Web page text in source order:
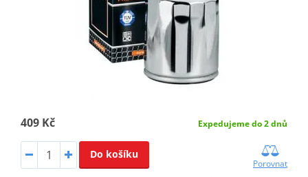
409 Kč Expedujeme do 2 dnů
Do košíku
Porovnat